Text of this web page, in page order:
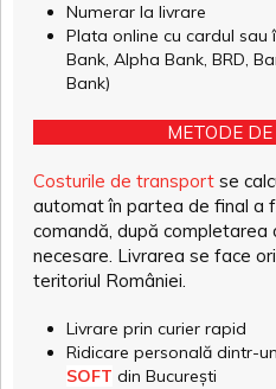
Numerar la livrare
Plata online cu cardul sau
Bank, Alpha Bank, BRD,
Bank)
METODE
Costurile de transport se
automat în partea de final a
comandă, după completarea
necesare. Livrarea se face
teritoriul României.
Livrare prin curier rapid
Ridicare personală dintr-un
SOFT din București